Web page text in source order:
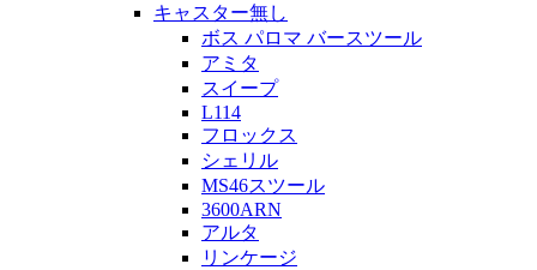
キャスター無し
ボス パロマ バースツール
アミタ
スイープ
L114
フロックス
シェリル
MS46スツール
3600ARN
アルタ
リンケージ